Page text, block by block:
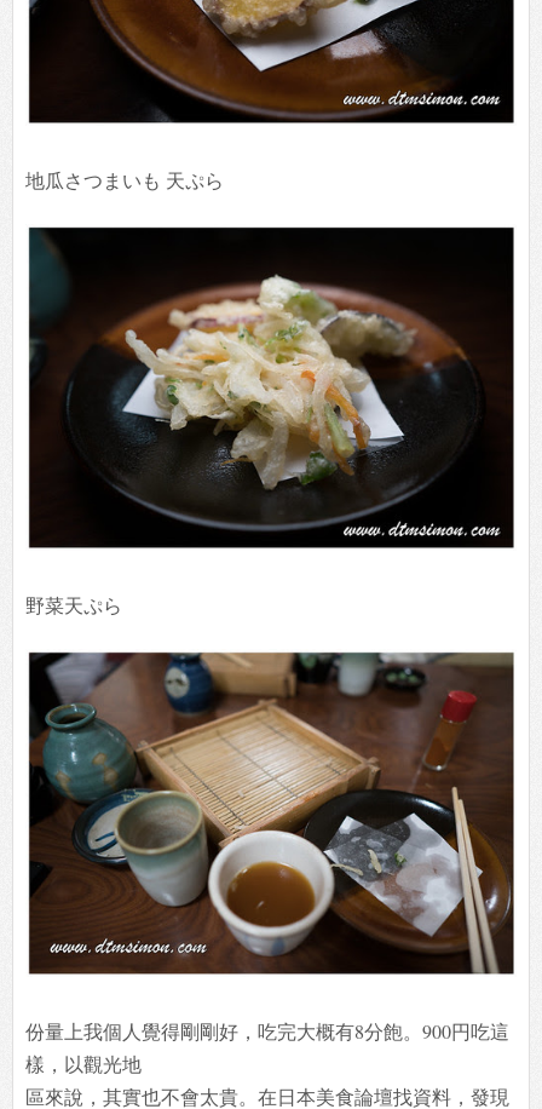
地瓜さつまいも 天ぷら
野菜天ぷら
份量上我個人覺得剛剛好，吃完大概有8分飽。900円吃這
樣，以觀光地
區來說，其實也不會太貴。在日本美食論壇找資料，發現